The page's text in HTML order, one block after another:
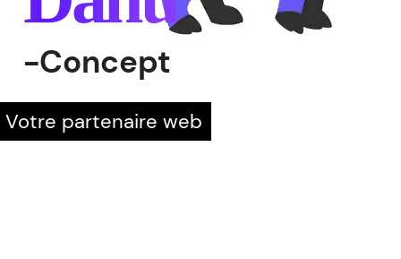
-Concept
Votre partenaire web